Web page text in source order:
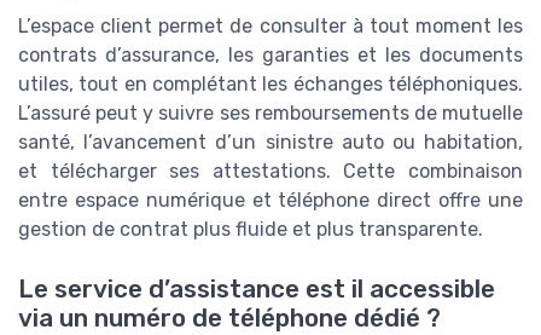
L’espace client permet de consulter à tout moment les
contrats d’assurance, les garanties et les documents
utiles, tout en complétant les échanges téléphoniques.
L’assuré peut y suivre ses remboursements de mutuelle
santé, l’avancement d’un sinistre auto ou habitation,
et télécharger ses attestations. Cette combinaison
entre espace numérique et téléphone direct offre une
gestion de contrat plus fluide et plus transparente.
Le service d’assistance est il accessible
via un numéro de téléphone dédié ?